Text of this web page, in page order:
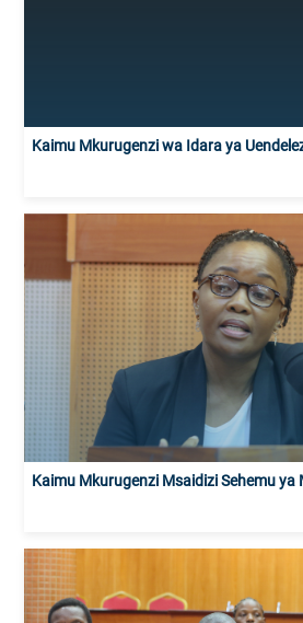
Kaimu Mkurugenzi wa Idara ya
Kaimu Mkurugenzi Msaidizi Sehemu ya